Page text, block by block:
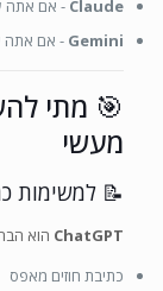
Claude - אם אתה
Gemini - אם אתה
🎯 מתי
מעשי
📝 למשימות
ChatGPT הוא
כתיבת חוזים מאפס